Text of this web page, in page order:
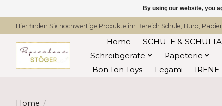
Hier finden Sie hochwertige Produkte im Bereich Schule, Büro,
Home
SCHULE &
Schreibgeräte
Papeterie
Bon Ton Toys
Legami
Home /
By using our website, you